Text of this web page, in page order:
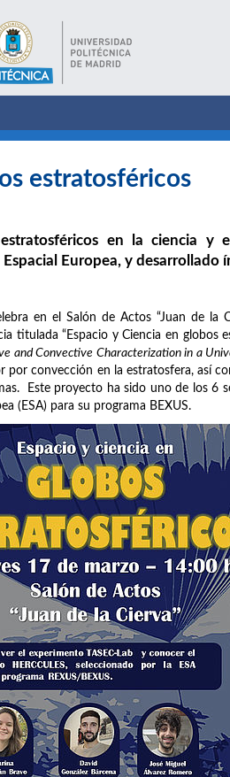
estratosféricos
en la ciencia y
Espacial Europea, y
en el Salón de Actos “Juan de la
titulada “Espacio y Ciencia en globos
and Convective Characterization in a
por convección en la estratosfera, así
Este proyecto ha sido uno de los 6
(ESA) para su programa BEXUS.